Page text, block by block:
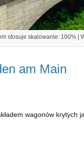
stosuje skalowanie: 100% |
am Main
wagonów